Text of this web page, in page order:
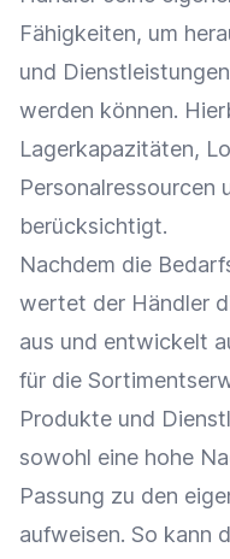
Fähigkeiten, um
und
werden können.
Lagerkapazitäten,
Personalressourcen
berücksichtigt.
Nachdem die
wertet der Händler
aus und entwickelt
für die
Produkte und
sowohl eine hohe
Passung zu den
aufweisen. So kann